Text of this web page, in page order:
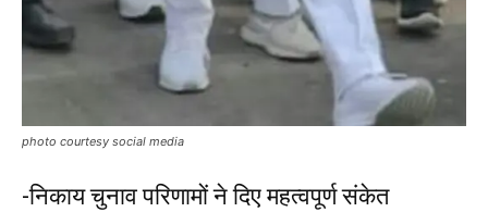
photo courtesy social media
-निकाय चुनाव परिणामों ने दिए महत्वपूर्ण संकेत